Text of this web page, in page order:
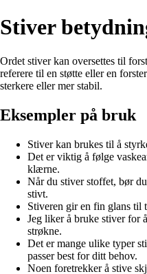
Stiver
Ordet stiver kan oversettes til
referere til en støtte eller en
sterkere eller mer stabil.
Eksempler på bruk
Stiver kan brukes til å
Det er viktig å følge
klærne.
Når du stiver stoffet, bør
stivt.
Stiveren gir en fin glans til
Jeg liker å bruke stiver for
strøkne.
Det er mange ulike typer
passer best for ditt behov.
Noen foretrekker å stive